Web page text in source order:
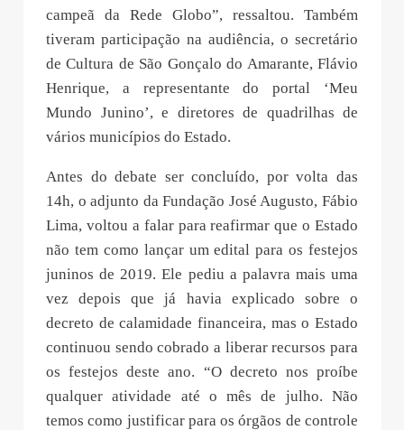
campeã da Rede Globo”, ressaltou. Também
tiveram participação na audiência, o secretário
de Cultura de São Gonçalo do Amarante, Flávio
Henrique, a representante do portal ‘Meu
Mundo Junino’, e diretores de quadrilhas de
vários municípios do Estado.
Antes do debate ser concluído, por volta das
14h, o adjunto da Fundação José Augusto, Fábio
Lima, voltou a falar para reafirmar que o Estado
não tem como lançar um edital para os festejos
juninos de 2019. Ele pediu a palavra mais uma
vez depois que já havia explicado sobre o
decreto de calamidade financeira, mas o Estado
continuou sendo cobrado a liberar recursos para
os festejos deste ano. “O decreto nos proíbe
qualquer atividade até o mês de julho. Não
temos como justificar para os órgãos de controle